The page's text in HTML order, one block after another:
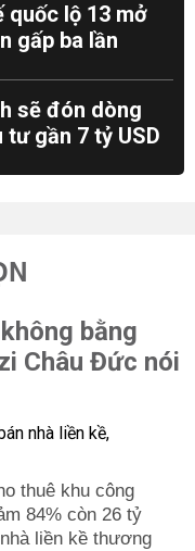
quốc lộ 13 mở
gấp ba lần
sẽ đón dòng
tư gần 7 tỷ USD
bằng
Châu Đức nói
thuê khu công
84% còn 26 tỷ
liền kề thương